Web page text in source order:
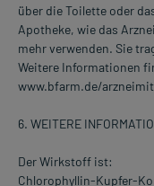
über die Toilette oder
Apotheke, wie das
mehr verwenden. Sie
Weitere Informationen
www.bfarm.de/
6. WEITERE
Der Wirkstoff ist:
Chlorophyllin-Kupfer-